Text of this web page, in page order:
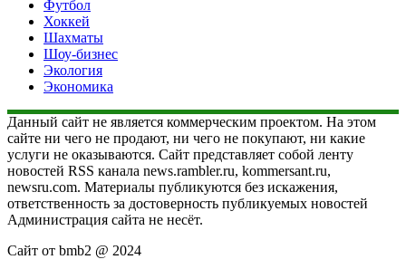
Футбол
Хоккей
Шахматы
Шоу-бизнес
Экология
Экономика
Данный сайт не является коммерческим проектом. На этом
сайте ни чего не продают, ни чего не покупают, ни какие
услуги не оказываются. Сайт представляет собой ленту
новостей RSS канала news.rambler.ru, kommersant.ru,
newsru.com. Материалы публикуются без искажения,
ответственность за достоверность публикуемых новостей
Администрация сайта не несёт.
Сайт от bmb2 @ 2024